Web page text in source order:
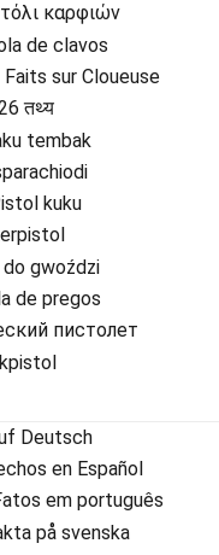
καρφιών
de clavos
sur Cloueuse
तथ्य
tembak
kuku
gwoździ
de pregos
пистолет
Deutsch
en Español
em português
på svenska